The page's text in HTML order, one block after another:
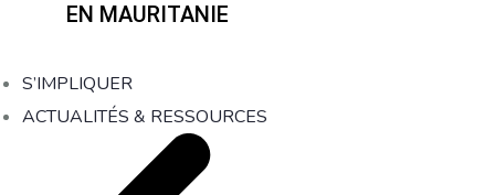
EN MAURITANIE
S’IMPLIQUER
ACTUALITÉS & RESSOURCES